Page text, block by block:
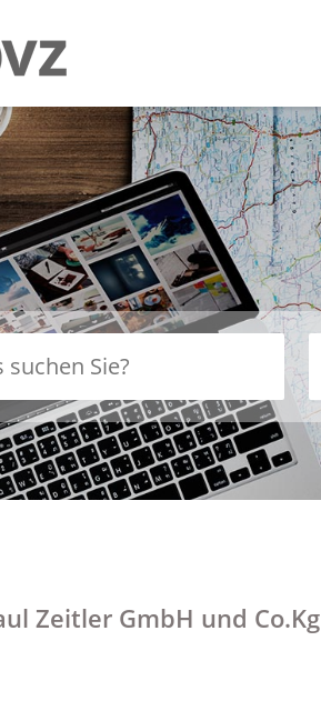
Zeitler GmbH und Co.Kg